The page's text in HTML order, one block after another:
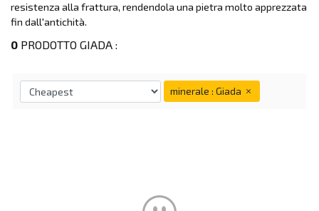
resistenza alla frattura, rendendola una pietra molto apprezzata
fin dall'antichità.
0 PRODOTTO GIADA :
minerale : Giada